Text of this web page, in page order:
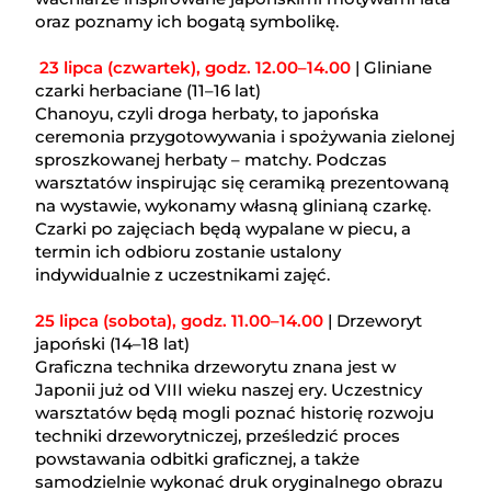
oraz poznamy ich bogatą symbolikę.
23 lipca (czwartek), godz. 12.00–14.00 | Gliniane
czarki herbaciane (11–16 lat)
Chanoyu, czyli droga herbaty, to japońska
ceremonia przygotowywania i spożywania zielonej
sproszkowanej herbaty – matchy. Podczas
warsztatów inspirując się ceramiką prezentowaną
na wystawie, wykonamy własną glinianą czarkę.
Czarki po zajęciach będą wypalane w piecu, a
termin ich odbioru zostanie ustalony
indywidualnie z uczestnikami zajęć.
25 lipca (sobota), godz. 11.00–14.00 | Drzeworyt
japoński (14–18 lat)
Graficzna technika drzeworytu znana jest w
Japonii już od VIII wieku naszej ery. Uczestnicy
warsztatów będą mogli poznać historię rozwoju
techniki drzeworytniczej, prześledzić proces
powstawania odbitki graficznej, a także
samodzielnie wykonać druk oryginalnego obrazu